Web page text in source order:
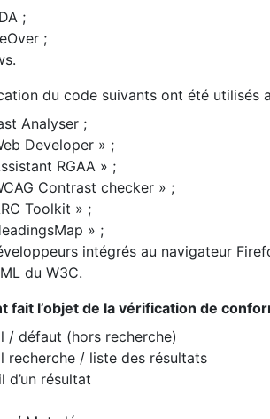
;
;
du code suivants ont été utilisés
Analyser ;
Developer » ;
RGAA » ;
Contrast checker » ;
Toolkit » ;
» ;
intégrés au navigateur
du W3C.
fait l’objet de la vérification de
/ défaut (hors recherche)
recherche / liste des résultats
d’un résultat